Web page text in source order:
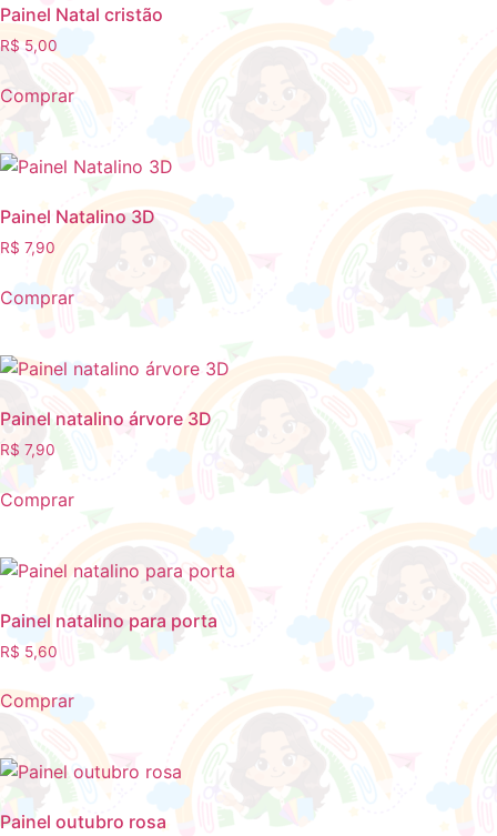
Painel Natal cristão
R$ 5,00
Comprar
Painel Natalino 3D
R$ 7,90
Comprar
Painel natalino árvore 3D
R$ 7,90
Comprar
Painel natalino para porta
R$ 5,60
Comprar
Painel outubro rosa